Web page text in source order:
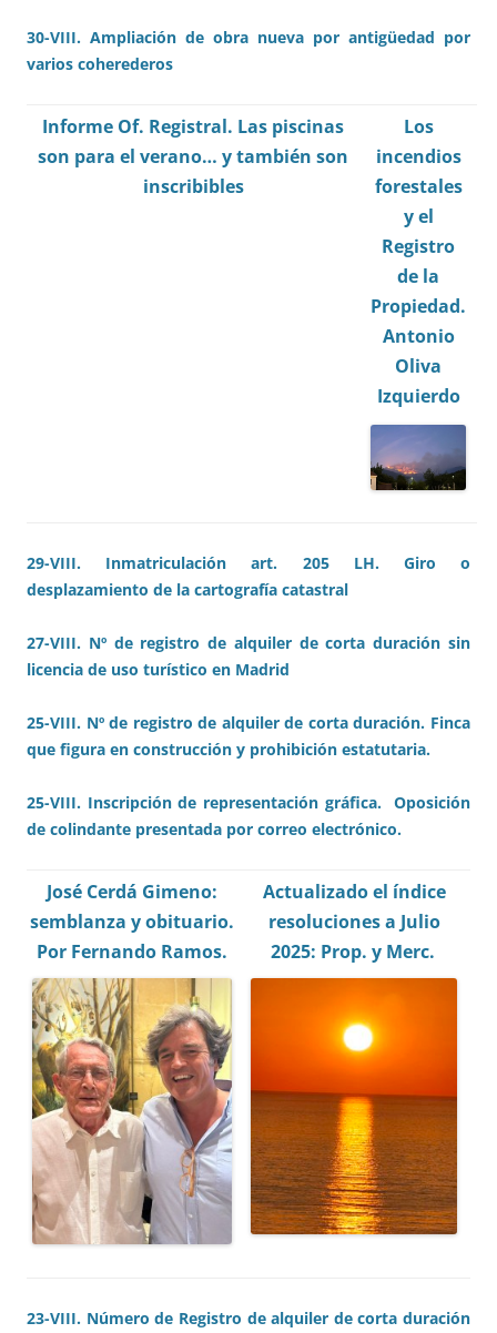
30-VIII. Ampliación de obra nueva por antigüedad por
varios coherederos
Informe Of. Registral. Las piscinas
son para el verano… y también son
inscribibles
Los
incendios
forestales
y el
Registro
de la
Propiedad.
Antonio
Oliva
Izquierdo
29-VIII. Inmatriculación art. 205 LH. Giro o
desplazamiento de la cartografía catastral
27-VIII. Nº de registro de alquiler de corta duración sin
licencia de uso turístico en Madrid
25-VIII. Nº de registro de alquiler de corta duración. Finca
que figura en construcción y prohibición estatutaria.
25-VIII. Inscripción de representación gráfica. Oposición
de colindante presentada por correo electrónico.
José Cerdá Gimeno:
semblanza y obituario.
Por Fernando Ramos.
Actualizado el índice
resoluciones a Julio
2025: Prop. y Merc.
23-VIII. Número de Registro de alquiler de corta duración